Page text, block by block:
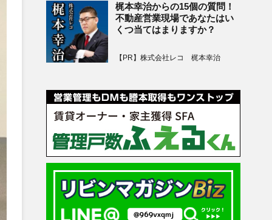
梶本幸治からの15個の質問！
不動産営業現場であなたはい
くつ当てはまりますか？
【PR】株式会社レコ 梶本幸治